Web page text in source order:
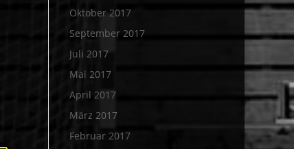
Oktober 2017
September 2017
Juli 2017
Mai 2017
April 2017
März 2017
Februar 2017